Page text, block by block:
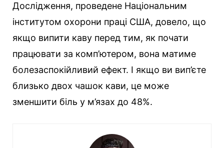
Дослідження, проведене Національним
інститутом охорони праці США, довело, що
якщо випити каву перед тим, як почати
працювати за комп’ютером, вона матиме
болезаспокійливий ефект. І якщо ви вип’єте
близько двох чашок кави, це може
зменшити біль у м’язах до 48%.